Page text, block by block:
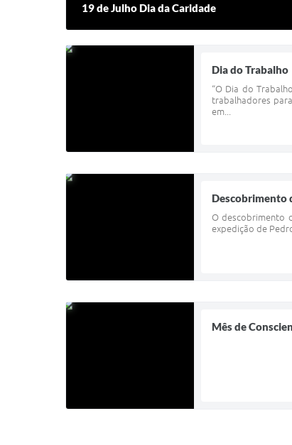
19 de Julho Dia da Caridade
Dia do Trabalho
“O Dia do
trabalhadores
em...
Descobrimento
O descobrimento
expedição de
Mês de